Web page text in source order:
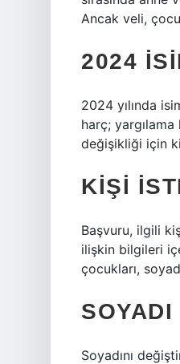
Ancak veli,
2024
2024 yılında
harç;
değişikliği için
KIŞI
Başvuru, ilgili
ilişkin bilgileri
çocukları,
Soyadını